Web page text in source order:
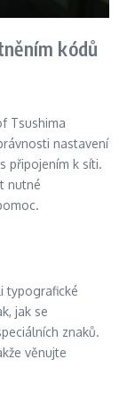
kódů
Tsushima
nastavení
připojením k síti.
nutné
typografické
jak se
znaků.
věnujte